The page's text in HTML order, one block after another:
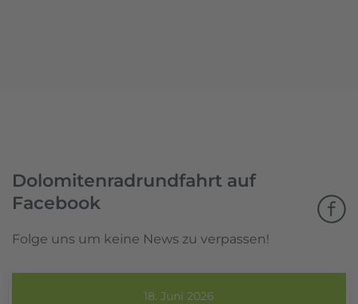
Dolomitenradrundfahrt auf
Facebook
Folge uns um keine News zu verpassen!
18. Juni 2026